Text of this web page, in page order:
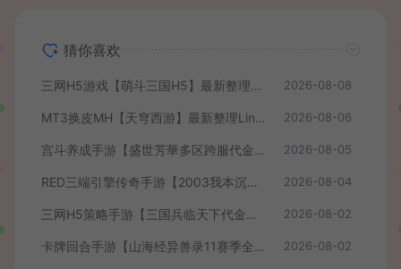
猜你喜欢
三网H5游戏【萌斗三国H5】最新整理WIN系服务端+GM后台+详细搭建教程 2026-08-08
MT3换皮MH【天穹西游】最新整理Linux手工服务端+安卓苹果双端+GM后台+详细搭建教程+全套源码+视频教程 2026-08-06
宫斗养成手游【盛世芳華多区跨服代金券本地优化版】最新整理单机一键即玩端+Linux手工服务端+CDK授权后台+安卓+详细搭建教程 2026-08-05
RED三端引擎传奇手游【2003我本沉默】最新整理Win系服务端+安卓苹果PC三端+详细搭建教程 2026-08-04
三网H5策略手游【三国兵临天下代金券内购七合修复版】最新整理单机一键即玩镜像端+Linux手工服务端+管理后台+GM授权后台+简易安卓客户端+详细搭建教程+视频教程 2026-08-02
卡牌回合手游【山海经异兽录11赛季全人物代金券内购版】最新整理WIN系服务端+授权GM后台+管理后台+热更修改工具+安卓+详细搭建教程 2026-08-02